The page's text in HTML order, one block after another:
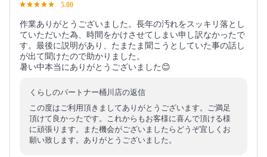
5.00
作業ありがとうございました。長年の汚れをスッキリ落とし
ていただいた為、時間をかけさせてしまい申し訳なかったで
す。最後に説明があり、たまたま聞こうとしていた事の話し
が出て聞けたので助かりました。
暑い中本当にありがとうございました😊
くらしのパートナー桶川店の返信
この度はご利用頂きましてありがとうございます。ご満足
頂けて良かったです。これからもお客様に喜んで頂ける様
に頑張ります。また機会がございましたらどうぞ宜しくお
願い致します。ありがとうございました。